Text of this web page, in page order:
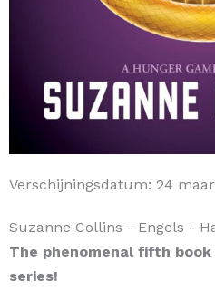
Verschijningsdatum: 24
Suzanne Collins - Engels -
The phenomenal fifth book
series!